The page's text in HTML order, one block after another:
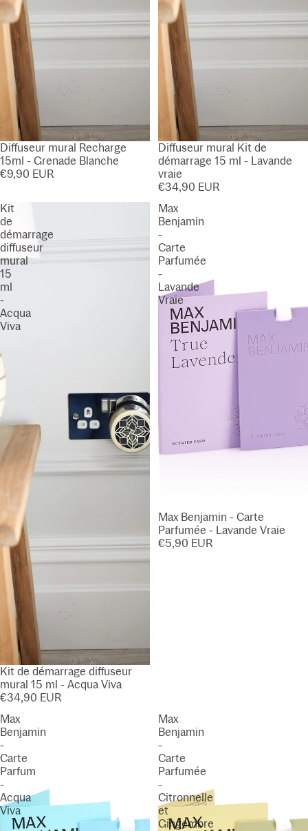
Diffuseur mural Recharge
15ml - Grenade Blanche
€9,90 EUR
Diffuseur mural Kit de
démarrage 15 ml - Lavande
vraie
€34,90 EUR
Kit
de
démarrage
diffuseur
mural
15
ml
-
Acqua
Viva
Kit de démarrage diffuseur
mural 15 ml - Acqua Viva
€34,90 EUR
Max
Benjamin
-
Carte
Parfumée
-
Lavande
Vraie
Max Benjamin - Carte
Parfumée - Lavande Vraie
€5,90 EUR
Max
Benjamin
-
Carte
Parfum
-
Acqua
Viva
Max
Benjamin
-
Carte
Parfumée
-
Citronnelle
et
Gingembre